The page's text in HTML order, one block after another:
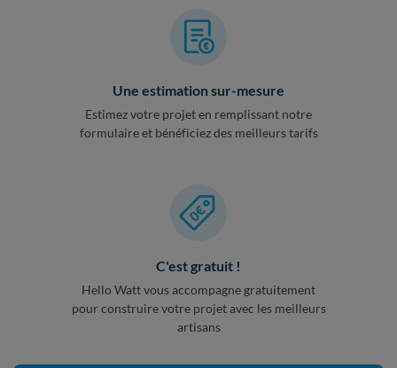
Une estimation sur-mesure
Estimez votre projet en remplissant notre
formulaire et bénéficiez des meilleurs tarifs
C'est gratuit !
Hello Watt vous accompagne gratuitement
pour construire votre projet avec les meilleurs
artisans